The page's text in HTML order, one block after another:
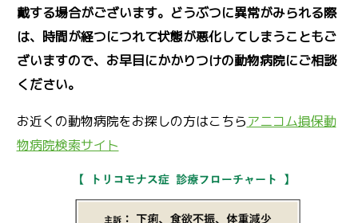
戴する場合がございます。どうぶつに異常がみられる際
は、時間が経つにつれて状態が悪化してしまうこともご
ざいますので、お早目にかかりつけの動物病院にご相談
ください。
お近くの動物病院をお探しの方はこちらアニコム損保動
物病院検索サイト